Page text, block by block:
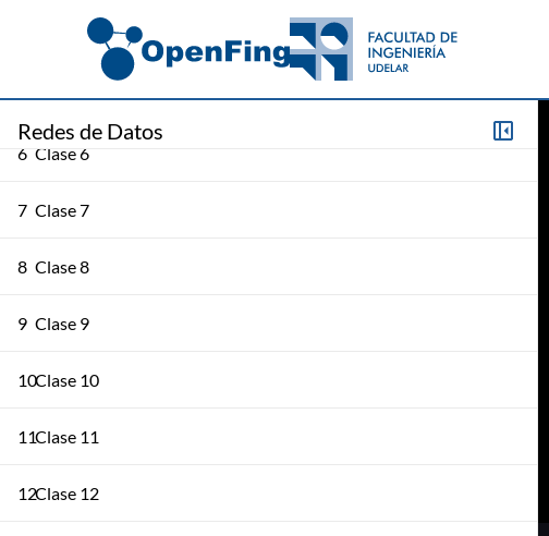
Redes de Datos
Capa de Aplicación. DNS
5 Capa de Aplicación y Capa de Transporte
6 Clase 6
7 Clase 7
8 Clase 8
9 Clase 9
10Clase 10
11Clase 11
12Clase 12